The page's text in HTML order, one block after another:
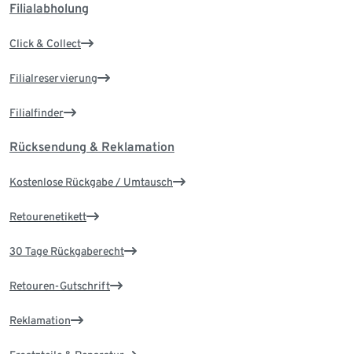
Filialabholung
Click & Collect
Filialreservierung
Filialfinder
Rücksendung & Reklamation
Kostenlose Rückgabe / Umtausch
Retourenetikett
30 Tage Rückgaberecht
Retouren-Gutschrift
Reklamation